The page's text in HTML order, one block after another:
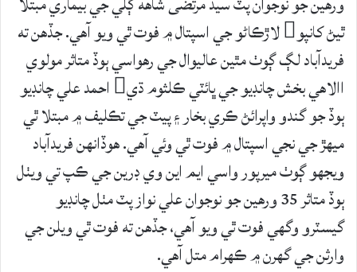
ٿيڻ کانپو لاڙڪاڻو جي اسپتال ۾ فوت ٿي ويو آهي. جڏھن ته
فريدآباد لڳ ڳوٺ مٿين عاليوال جي رھواسي ٻوڏ متاثر مولوي
االاھي بخش چانڊيو جي ڀائٽي ڪلثوم ڌي احمد علي چانڊيو
ٻوڏ جو گندو واپرائڻ ڪري بخار ۽ پيٽ جي تڪليف ۾ مبتلا ٿي
ميھڙ جي نجي اسپتال ۾ فوت ٿي وئي آهي. ھوڏانھن فريدآباد
ويجهو ڳوٺ ميرپور واسي ايم اين وي ڊرين جي ڪپ تي ويٺل
ٻوڏ متاثر 35 ورھين جو نوجوان علي نواز پٽ مٺل چانڊيو
گيسٽرو وگهي فوت ٿي ويو آھي، جڏهن ته فوت ٿي ويلن جي
وارثن جي گھرن ۾ ڪھرام متل آھي.